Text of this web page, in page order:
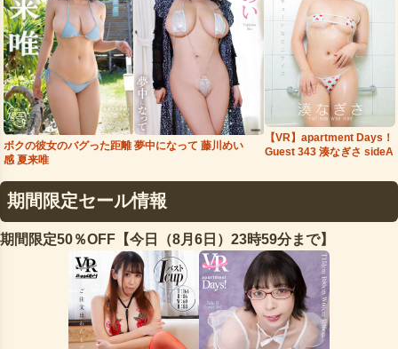
ボクの彼女のバグった距離
感 夏来唯
夢中になって 藤川めい
【VR】apartment Days！
Guest 343 湊なぎさ sideA
期間限定セール情報
期間限定50％OFF【今日（8月6日）23時59分まで】